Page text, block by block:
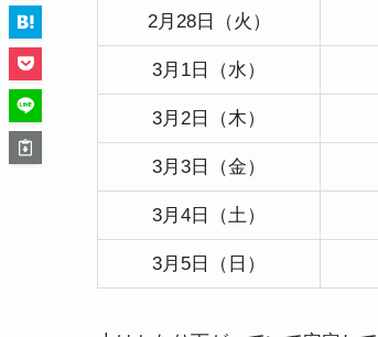
2月28日（火）
3月1日（水）
3月2日（木）
3月3日（金）
3月4日（土）
3月5日（日）